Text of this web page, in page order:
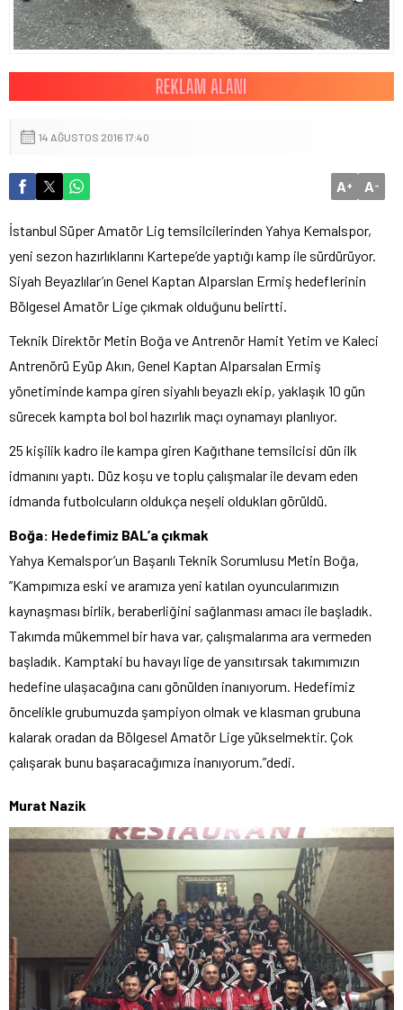
14 AĞUSTOS 2016 17:40
A+ A-
İstanbul Süper Amatör Lig temsilcilerinden Yahya Kemalspor,
yeni sezon hazırlıklarını Kartepe’de yaptığı kamp ile sürdürüyor.
Siyah Beyazlılar’ın Genel Kaptan Alparslan Ermiş hedeflerinin
Bölgesel Amatör Lige çıkmak olduğunu belirtti.
Teknik Direktör Metin Boğa ve Antrenör Hamit Yetim ve Kaleci
Antrenörü Eyüp Akın, Genel Kaptan Alparsalan Ermiş
yönetiminde kampa giren siyahlı beyazlı ekip, yaklaşık 10 gün
sürecek kampta bol bol hazırlık maçı oynamayı planlıyor.
25 kişilik kadro ile kampa giren Kağıthane temsilcisi dün ilk
idmanını yaptı. Düz koşu ve toplu çalışmalar ile devam eden
idmanda futbolcuların oldukça neşeli oldukları görüldü.
Boğa: Hedefimiz BAL’a çıkmak
Yahya Kemalspor’un Başarılı Teknik Sorumlusu Metin Boğa,
”Kampımıza eski ve aramıza yeni katılan oyuncularımızın
kaynaşması birlik, beraberliğini sağlanması amacı ile başladık.
Takımda mükemmel bir hava var, çalışmalarıma ara vermeden
başladık. Kamptaki bu havayı lige de yansıtırsak takımımızın
hedefine ulaşacağına canı gönülden inanıyorum. Hedefimiz
öncelikle grubumuzda şampiyon olmak ve klasman grubuna
kalarak oradan da Bölgesel Amatör Lige yükselmektir. Çok
çalışarak bunu başaracağımıza inanıyorum.”dedi.
Murat Nazik